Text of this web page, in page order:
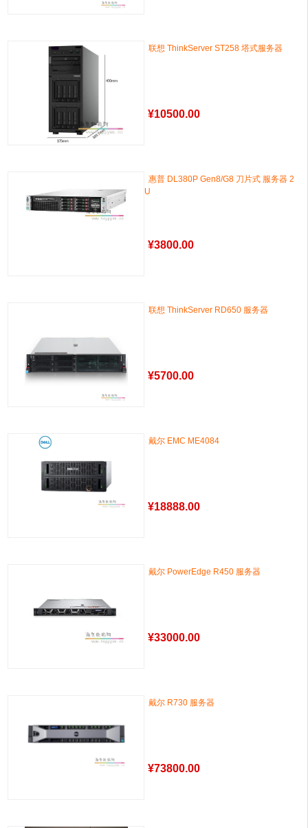
联想 ThinkServer ST258 塔式服务器
¥10500.00
惠普 DL380P Gen8/G8 刀片式 服务器 2
U
¥3800.00
联想 ThinkServer RD650 服务器
¥5700.00
戴尔 EMC ME4084
¥18888.00
戴尔 PowerEdge R450 服务器
¥33000.00
戴尔 R730 服务器
¥73800.00